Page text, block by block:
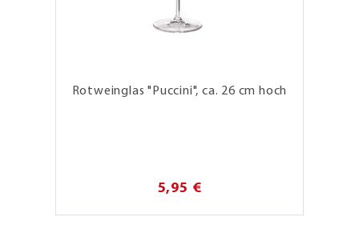
Rotweinglas "Puccini", ca. 26 cm hoch
5,95 €